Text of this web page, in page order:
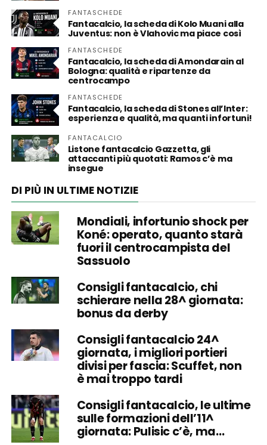
FANTASCHEDE
Fantacalcio, la scheda di Kolo Muani alla
Juventus: non è Vlahovic ma piace così
FANTASCHEDE
Fantacalcio, la scheda di Amondarain al
Bologna: qualità e ripartenze da
centrocampo
FANTASCHEDE
Fantacalcio, la scheda di Stones all’Inter:
esperienza e qualità, ma quanti infortuni!
FANTACALCIO
Listone fantacalcio Gazzetta, gli
attaccanti più quotati: Ramos c’è ma
insegue
DI PIÙ IN ULTIME NOTIZIE
Mondiali, infortunio shock per
Koné: operato, quanto starà
fuori il centrocampista del
Sassuolo
Consigli fantacalcio, chi
schierare nella 28^ giornata:
bonus da derby
Consigli fantacalcio 24^
giornata, i migliori portieri
divisi per fascia: Scuffet, non
è mai troppo tardi
Consigli fantacalcio, le ultime
sulle formazioni dell’11^
giornata: Pulisic c’è, ma…